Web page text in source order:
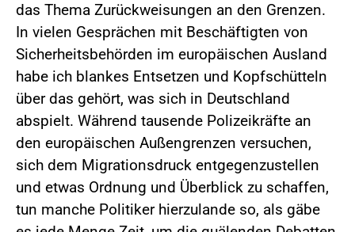
das Thema Zurückweisungen an den Grenzen.
In vielen Gesprächen mit Beschäftigten von
Sicherheitsbehörden im europäischen Ausland
habe ich blankes Entsetzen und Kopfschütteln
über das gehört, was sich in Deutschland
abspielt. Während tausende Polizeikräfte an
den europäischen Außengrenzen versuchen,
sich dem Migrationsdruck entgegenzustellen
und etwas Ordnung und Überblick zu schaffen,
tun manche Politiker hierzulande so, als gäbe